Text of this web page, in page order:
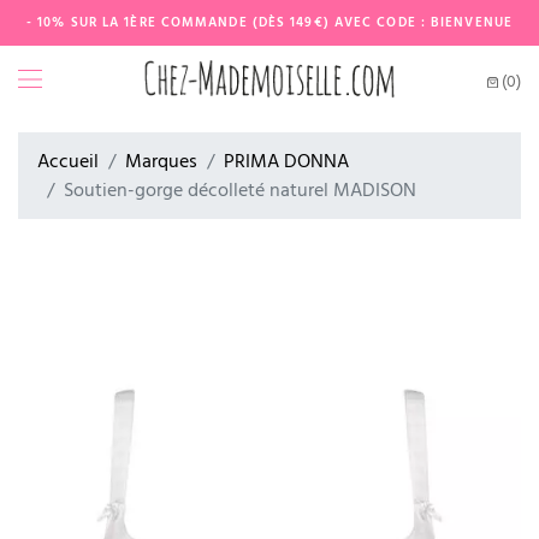
- 10% SUR LA 1ÈRE COMMANDE (DÈS 149€) AVEC CODE : BIENVENUE
(0)
Accueil Marques
PRIMA DONNA
Soutien-gorge décolleté naturel MADISON